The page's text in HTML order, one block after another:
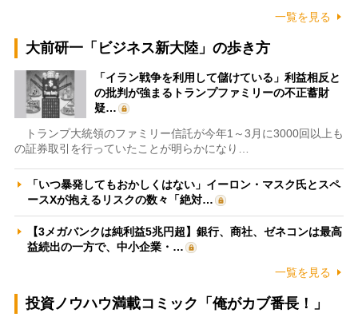
一覧を見る
大前研一「ビジネス新大陸」の歩き方
「イラン戦争を利用して儲けている」利益相反と
の批判が強まるトランプファミリーの不正蓄財
疑…
トランプ大統領のファミリー信託が今年1～3月に3000回以上も
の証券取引を行っていたことが明らかになり…
「いつ暴発してもおかしくはない」イーロン・マスク氏とスペ
ースXが抱えるリスクの数々「絶対…
【3メガバンクは純利益5兆円超】銀行、商社、ゼネコンは最高
益続出の一方で、中小企業・…
一覧を見る
投資ノウハウ満載コミック「俺がカブ番長！」